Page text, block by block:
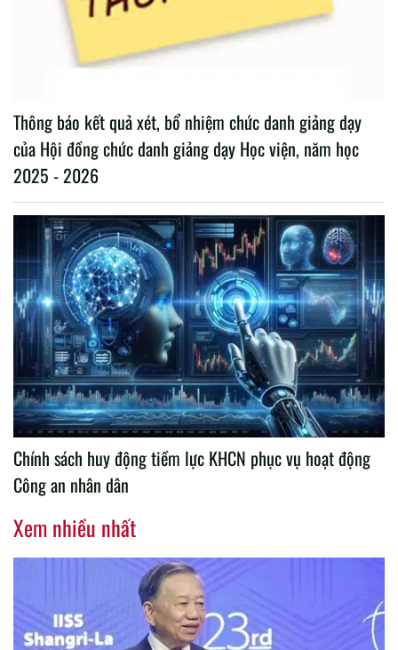
Thông báo kết quả xét, bổ nhiệm chức danh giảng dạy
của Hội đồng chức danh giảng dạy Học viện, năm học
2025 - 2026
Chính sách huy động tiềm lực KHCN phục vụ hoạt động
Công an nhân dân
Xem nhiều nhất